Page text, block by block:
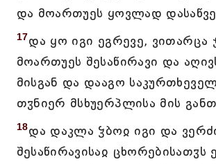
და მოართუეს ყოვლად
17და ყო იგი ეგრევე, ვითარცა
მოართუეს შესაწირავი და
მისგან და დააგო
თჳნიერ მსხუერპლისა მის
18და დაკლა ჴბოჲ იგი და
შესაწირავისაჲ ცხორებისათჳს